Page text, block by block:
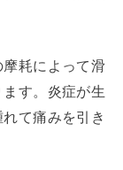
耗によって滑
す。炎症が生
て痛みを引き